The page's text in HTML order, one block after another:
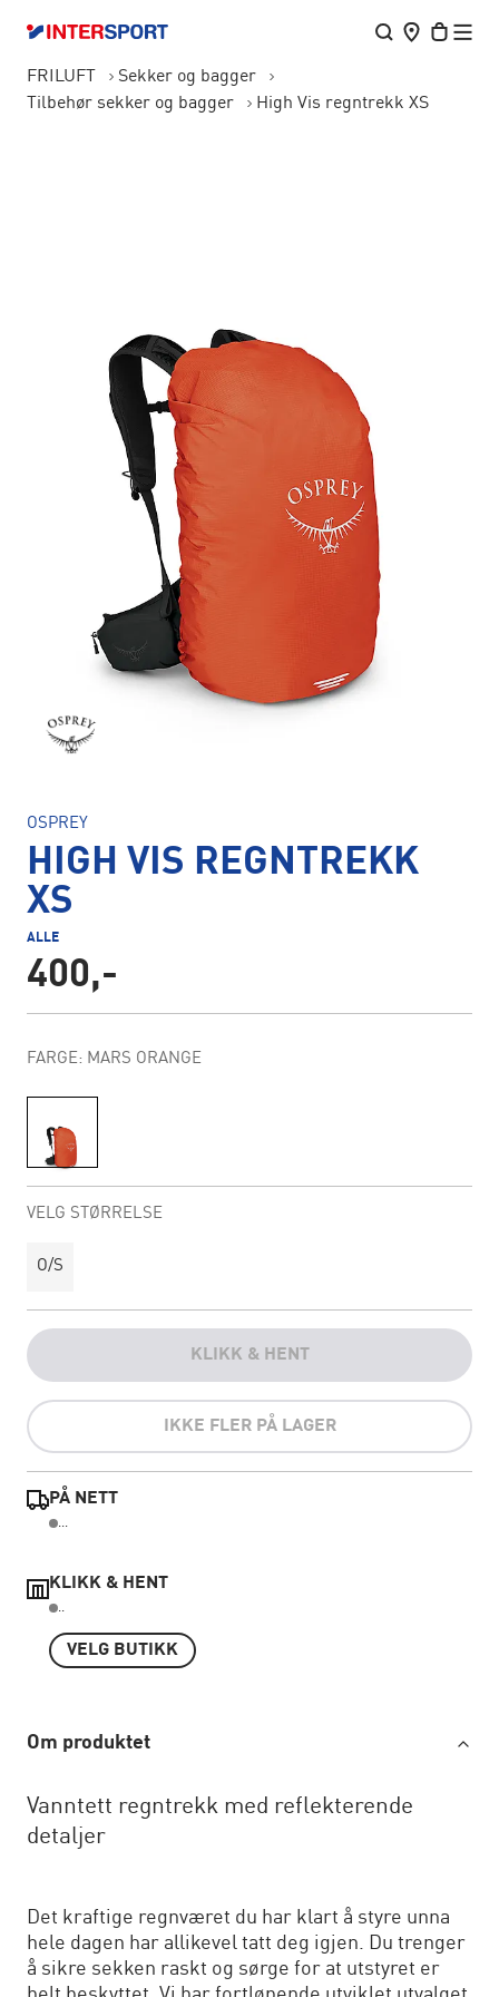
FRILUFT
Sekker og bagger
Tilbehør sekker og bagger
High Vis regntrekk XS
OSPREY
HIGH VIS REGNTREKK
XS
ALLE
400,-
FARGE: MARS ORANGE
VELG STØRRELSE
O/S
KLIKK & HENT
IKKE FLER PÅ LAGER
PÅ NETT
...
KLIKK & HENT
..
VELG BUTIKK
Om produktet
Vanntett regntrekk med reflekterende
detaljer
Det kraftige regnværet du har klart å styre unna
hele dagen har allikevel tatt deg igjen. Du trenger
å sikre sekken raskt og sørge for at utstyret er